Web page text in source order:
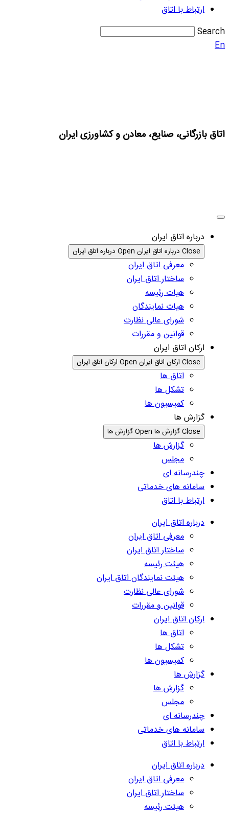
ارتباط با اتاق
Search
En
اتاق بازرگانی، صنایع، معادن و کشاورزی ایران
درباره اتاق ایران
Close درباره اتاق ایران Open درباره اتاق ایران
معرفی اتاق ایران
ساختار اتاق ایران
هیات رئیسه
هیات نمایندگان
شورای عالی نظارت
قوانین و مقررات
ارکان اتاق ایران
Close ارکان اتاق ایران Open ارکان اتاق ایران
اتاق ها
تشکل ها
کمیسیون ها
گزارش ها
Close گزارش ها Open گزارش ها
گزارش ها
مجلس
چندرسانه ای
سامانه های خدماتی
ارتباط با اتاق
درباره اتاق ایران
معرفی اتاق ایران
ساختار اتاق ایران
هیئت رئیسه
هیئت نمایندگان اتاق ایران
شورای عالی نظارت
قوانین و مقررات
ارکان اتاق ایران
اتاق ها
تشکل ها
کمیسیون ها
گزارش ها
گزارش ها
مجلس
چندرسانه ای
سامانه های خدماتی
ارتباط با اتاق
درباره اتاق ایران
معرفی اتاق ایران
ساختار اتاق ایران
هیئت رئیسه